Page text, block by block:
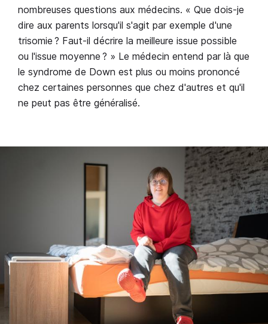
nombreuses questions aux médecins. « Que dois-je
dire aux parents lorsqu'il s'agit par exemple d'une
trisomie ? Faut-il décrire la meilleure issue possible
ou l'issue moyenne ? » Le médecin entend par là que
le syndrome de Down est plus ou moins prononcé
chez certaines personnes que chez d'autres et qu'il
ne peut pas être généralisé.